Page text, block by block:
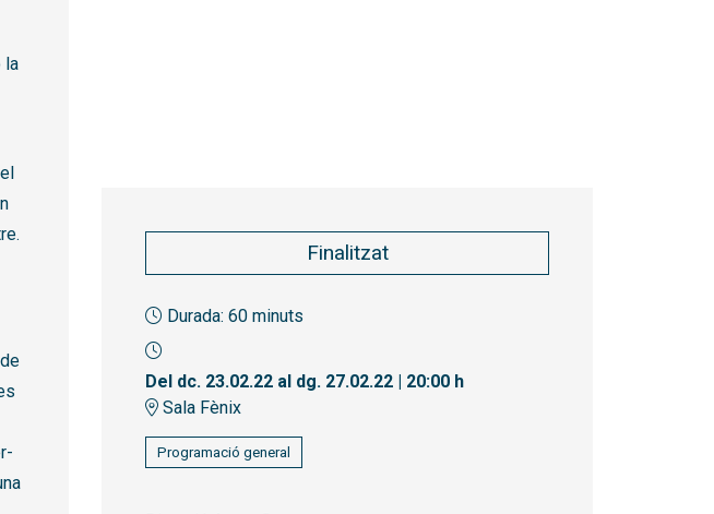
Finalitzat
Durada: 60 minuts
Del dc. 23.02.22 al dg. 27.02.22
20:00 h
Sala Fènix
Programació general
la